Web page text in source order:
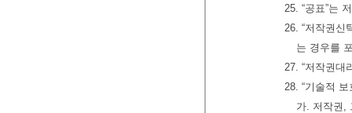
25. “공표”는
26. “저작권신
는 경우를
27. “저작권대
28. “기술적
가. 저작권,